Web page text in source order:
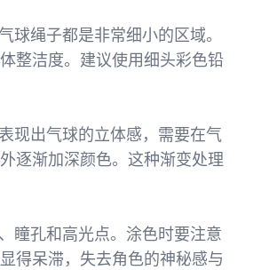
绳子都是非常细小的区域。
整洁度。建议使用细头彩色铅
现出气球的立体感，需要在气
逐渐加深颜色。这种渐变处理
瞳孔和高光点。涂色时要注意
得呆滞，失去角色的神秘感与